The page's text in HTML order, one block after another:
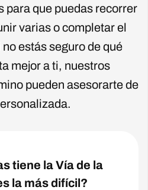
para que puedas recorrer
varias o completar el
estás seguro de qué
mejor a ti, nuestros
pueden asesorarte de
.
tiene la Vía de la
la más difícil?